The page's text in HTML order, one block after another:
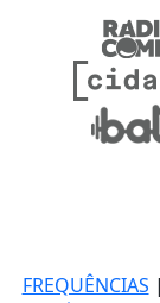
FREQUÊNCIAS |